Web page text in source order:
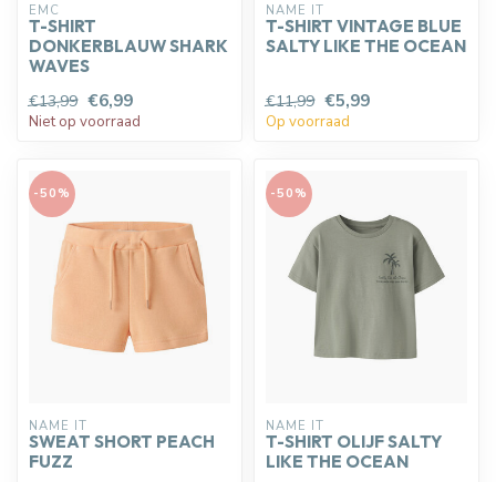
EMC
T-SHIRT
DONKERBLAUW SHARK
WAVES
€13,99 €6,99
Niet op voorraad
NAME IT
T-SHIRT VINTAGE BLUE
SALTY LIKE THE OCEAN
€11,99 €5,99
Op voorraad
-50%
NAME IT
SWEAT SHORT PEACH
FUZZ
-50%
NAME IT
T-SHIRT OLIJF SALTY
LIKE THE OCEAN